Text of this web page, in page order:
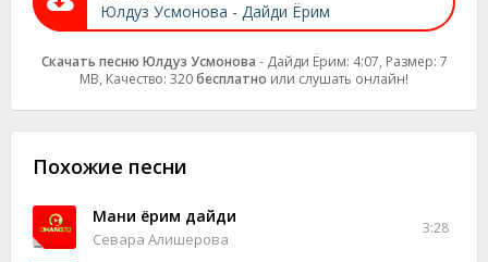
Юлдуз Усмонова - Дайди Ёрим
Скачать песню Юлдуз Усмонова - Дайди Ёрим: 4:07, Размер: 7
MB, Качество: 320бесплатно или слушать онлайн!
Похожие песни
Мани ёрим дайди
Севара Алишерова
3:28